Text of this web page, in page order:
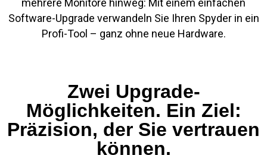
mehrere Monitore hinweg: Mit einem einfachen
Software-Upgrade verwandeln Sie Ihren Spyder in ein
Profi-Tool – ganz ohne neue Hardware.
Zwei Upgrade-
Möglichkeiten. Ein Ziel:
Präzision, der Sie vertrauen
können.